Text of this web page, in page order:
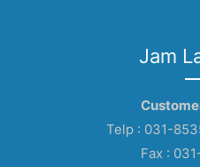
Jam
Telp : 031-
Fax :